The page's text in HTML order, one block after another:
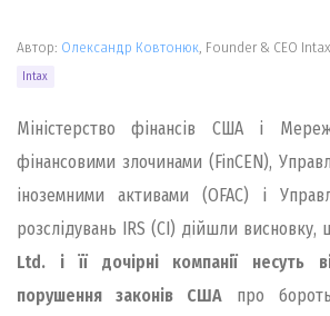
Автор: Олександр Ковтонюк , Founder & CEO
Intax
Міністерство фінансів США і
фінансовими злочинами (FinCEN),
іноземними активами (OFAC) і
розслідувань IRS (CI) дійшли висновку,
Ltd. і її дочірні компанії несуть
порушення законів США про